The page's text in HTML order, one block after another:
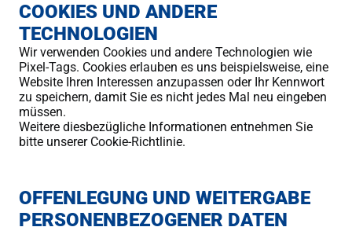
COOKIES UND ANDERE
TECHNOLOGIEN
Wir verwenden Cookies und andere Technologien wie
Pixel-Tags. Cookies erlauben es uns beispielsweise, eine
Website Ihren Interessen anzupassen oder Ihr Kennwort
zu speichern, damit Sie es nicht jedes Mal neu eingeben
müssen.
Weitere diesbezügliche Informationen entnehmen Sie
bitte unserer Cookie-Richtlinie.
OFFENLEGUNG UND WEITERGABE
PERSONENBEZOGENER DATEN